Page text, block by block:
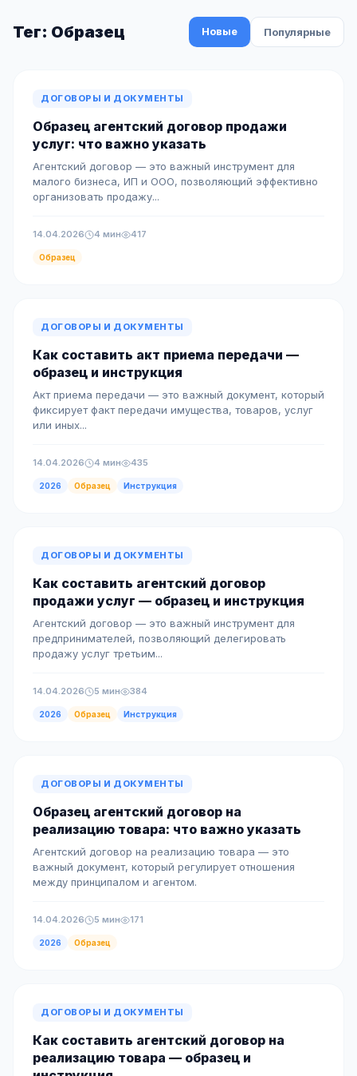
Тег: Образец Новые Популярные
ДОГОВОРЫ И ДОКУМЕНТЫ
Образец агентский договор продажи
услуг: что важно указать
Агентский договор — это важный инструмент для
малого бизнеса, ИП и ООО, позволяющий эффективно
организовать продажу...
14.04.2026 4 мин 417
Образец
ДОГОВОРЫ И ДОКУМЕНТЫ
Как составить акт приема передачи —
образец и инструкция
Акт приема передачи — это важный документ, который
фиксирует факт передачи имущества, товаров, услуг
или иных...
14.04.2026 4 мин 435
2026 Образец Инструкция
ДОГОВОРЫ И ДОКУМЕНТЫ
Как составить агентский договор
продажи услуг — образец и инструкция
Агентский договор — это важный инструмент для
предпринимателей, позволяющий делегировать
продажу услуг третьим...
14.04.2026 5 мин 384
2026 Образец Инструкция
ДОГОВОРЫ И ДОКУМЕНТЫ
Образец агентский договор на
реализацию товара: что важно указать
Агентский договор на реализацию товара — это
важный документ, который регулирует отношения
между принципалом и агентом.
14.04.2026 5 мин 171
2026 Образец
ДОГОВОРЫ И ДОКУМЕНТЫ
Как составить агентский договор на
реализацию товара — образец и